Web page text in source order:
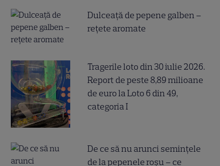
Dulceață de pepene galben –
rețete aromate
Tragerile loto din 30 iulie 2026.
Report de peste 8,89 milioane
de euro la Loto 6 din 49,
categoria I
De ce să nu arunci semințele
de la pepenele roșu – ce